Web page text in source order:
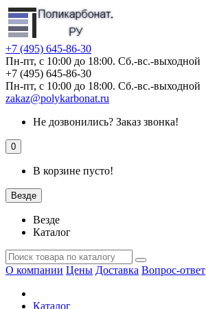
+7 (495) 645-86-30
Пн-пт, с 10:00 до 18:00. Сб.-вс.-выходной
+7 (495) 645-86-30
Пн-пт, с 10:00 до 18:00. Сб.-вс.-выходной
zakaz@polykarbonat.ru
Не дозвонились? Заказ звонка!
0
В корзине пусто!
Везде
Везде
Каталог
О компании Цены Доставка Вопрос-ответ
Каталог